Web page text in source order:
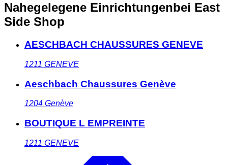
Nahegelegene Einrichtungenbei East
Side Shop
AESCHBACH CHAUSSURES GENEVE
1211 GENEVE
Aeschbach Chaussures Genève
1204 Genève
BOUTIQUE L EMPREINTE
1211 GENEVE